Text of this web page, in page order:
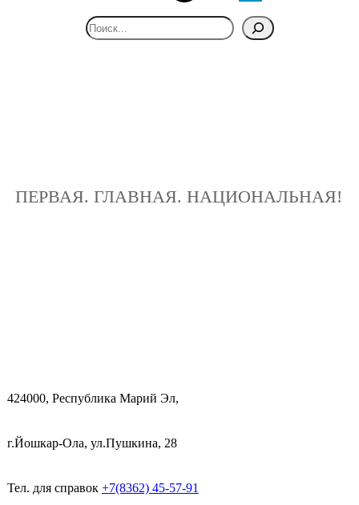
Поиск
ПЕРВАЯ. ГЛАВНАЯ. НАЦИОНАЛЬНАЯ!
424000, Республика Марий Эл,
г.Йошкар-Ола, ул.Пушкина, 28
Тел. для справок +7(8362) 45-57-91